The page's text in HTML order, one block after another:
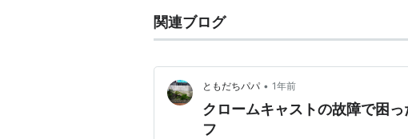
関連ブログ
ともだちパパ • 1年前
クロームキャストの故障で困
フ